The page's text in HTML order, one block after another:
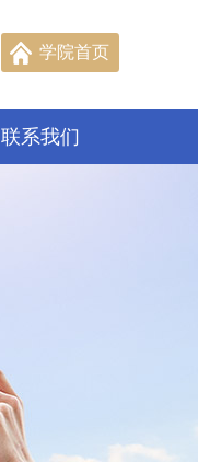
学院首页
联系我们